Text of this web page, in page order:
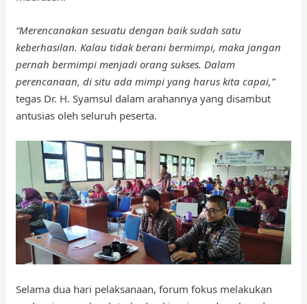
“Merencanakan sesuatu dengan baik sudah satu
keberhasilan. Kalau tidak berani bermimpi, maka jangan
pernah bermimpi menjadi orang sukses. Dalam
perencanaan, di situ ada mimpi yang harus kita capai,”
tegas Dr. H. Syamsul dalam arahannya yang disambut
antusias oleh seluruh peserta.
Selama dua hari pelaksanaan, forum fokus melakukan